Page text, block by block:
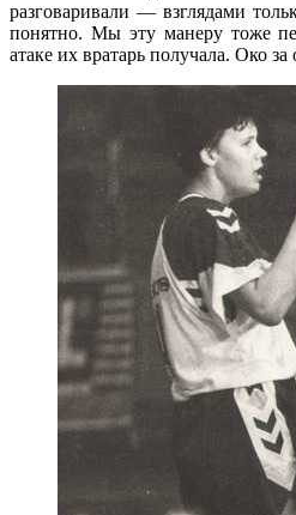
разговаривали — взглядами
понятно. Мы эту манеру тоже
атаке их вратарь получала. Око за